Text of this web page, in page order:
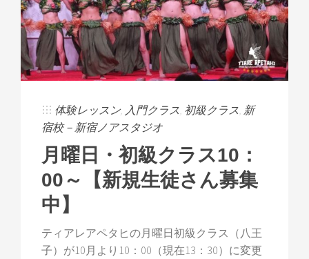
体験レッスン, 入門クラス 初級クラス 新
宿校－新宿ノアスタジオ
月曜日・初級クラス10：
00～【新規生徒さん募集
中】
ティアレアペタヒの月曜日初級クラス（八王
子）が10月より10：00（現在13：30）に変更